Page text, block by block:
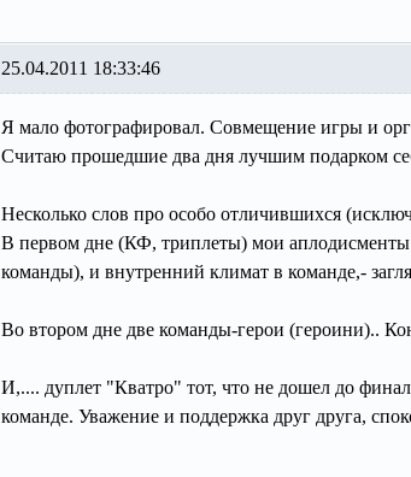
25.04.2011 18:33:46
Я мало фотографировал. Совмещение игры и
Считаю прошедшие два дня лучшим подарком
Несколько слов про особо отличившихся
В первом дне (КФ, триплеты) мои
команды), и внутренний климат в команде,-
Во втором дне две команды-герои (героини)..
И,.... дуплет "Кватро" тот, что не дошел до
команде. Уважение и поддержка друг друга,